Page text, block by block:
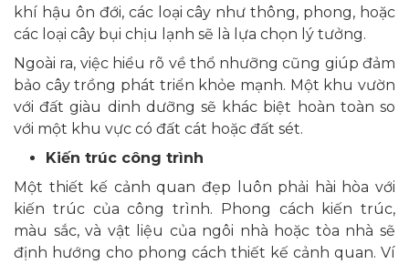
khí hậu ôn đới, các loại cây như thông, phong, hoặc
các loại cây bụi chịu lạnh sẽ là lựa chọn lý tưởng.
Ngoài ra, việc hiểu rõ về thổ nhưỡng cũng giúp đảm
bảo cây trồng phát triển khỏe mạnh. Một khu vườn
với đất giàu dinh dưỡng sẽ khác biệt hoàn toàn so
với một khu vực có đất cát hoặc đất sét.
Kiến trúc công trình
Một thiết kế cảnh quan đẹp luôn phải hài hòa với
kiến trúc của công trình. Phong cách kiến trúc,
màu sắc, và vật liệu của ngôi nhà hoặc tòa nhà sẽ
định hướng cho phong cách thiết kế cảnh quan. Ví